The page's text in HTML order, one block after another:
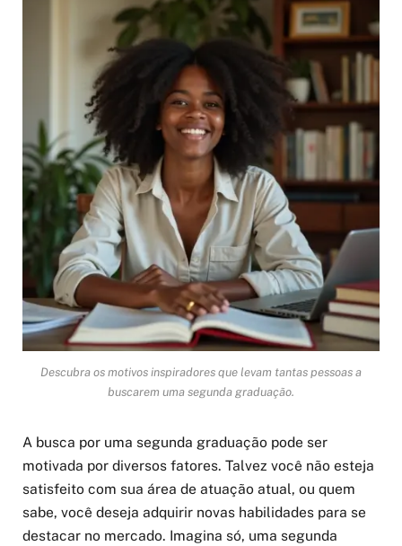
Descubra os motivos inspiradores que levam tantas pessoas a
buscarem uma segunda graduação.
A busca por uma segunda graduação pode ser
motivada por diversos fatores. Talvez você não esteja
satisfeito com sua área de atuação atual, ou quem
sabe, você deseja adquirir novas habilidades para se
destacar no mercado. Imagina só, uma segunda